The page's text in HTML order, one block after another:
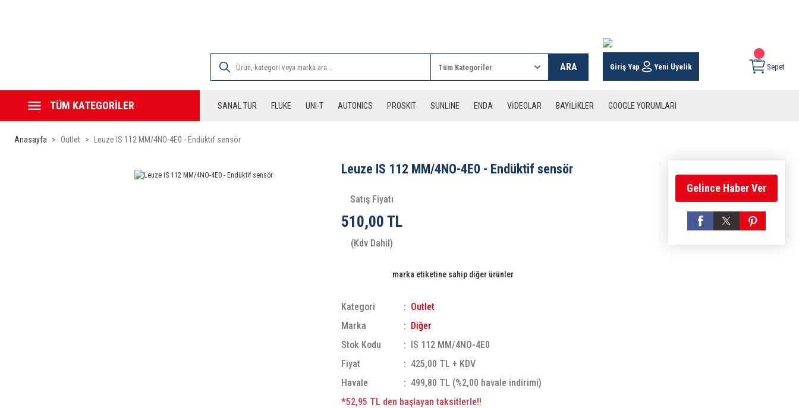
ARA Giriş Yap Yeni Üyelik Sepet
TÜM KATEGORİLER SANAL TUR FLUKE UNI-T AUTONICS PROSKIT SUNLİNE ENDA VİDEOLAR BAYİLİKLER GOOGLE YORUMLARI
Anasayfa Outlet Leuze IS 112 MM/4NO-4E0 - Endüktif sensör
Leuze IS 112 MM/4NO-4E0 - Endüktif sensör
Satış Fiyatı
510,00 TL
(Kdv Dahil)
marka etiketine sahip diğer ürünler
Kategori
Outlet
Marka
Diğer
Stok Kodu
IS 112 MM/4NO-4E0
Fiyat
425,00 TL + KDV
Havale
499,80 TL (%2,00 havale indirimi)
*52,95 TL den başlayan taksitlerle!!
Gelince Haber Ver